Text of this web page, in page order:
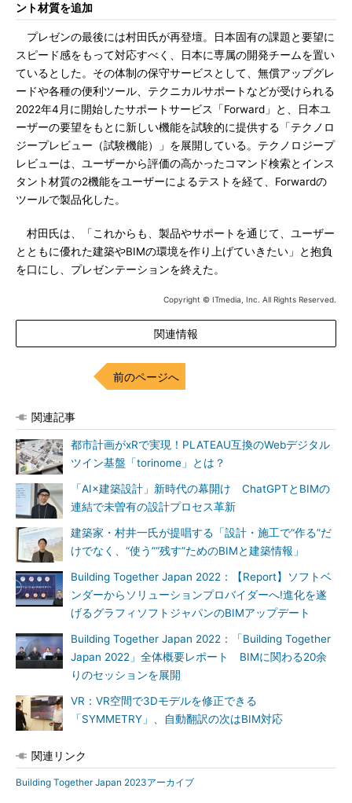
ント材質を追加
プレゼンの最後には村田氏が再登壇。日本固有の課題と要望に
スピード感をもって対応すべく、日本に専属の開発チームを置い
ているとした。その体制の保守サービスとして、無償アップグレ
ードや各種の便利ツール、テクニカルサポートなどが受けられる
2022年4月に開始したサポートサービス「Forward」と、日本ユ
ーザーの要望をもとに新しい機能を試験的に提供する「テクノロ
ジープレビュー（試験機能）」を展開している。テクノロジープ
レビューは、ユーザーから評価の高かったコマンド検索とインス
タント材質の2機能をユーザーによるテストを経て、Forwardの
ツールで製品化した。
村田氏は、「これからも、製品やサポートを通じて、ユーザー
とともに優れた建築やBIMの環境を作り上げていきたい」と抱負
を口にし、プレゼンテーションを終えた。
Copyright © ITmedia, Inc. All Rights Reserved.
関連情報
前のページへ
関連記事
都市計画がxRで実現！PLATEAU互換のWebデジタル
ツイン基盤「torinome」とは？
「AI×建築設計」新時代の幕開け ChatGPTとBIMの
連結で未曽有の設計プロセス革新
建築家・村井一氏が提唱する「設計・施工で“作る”だ
けでなく、“使う”“残す”ためのBIMと建築情報」
Building Together Japan 2022：【Report】ソフトベ
ンダーからソリューションプロバイダーへ!進化を遂
げるグラフィソフトジャパンのBIMアップデート
Building Together Japan 2022：「Building Together
Japan 2022」全体概要レポート BIMに関わる20余
りのセッションを展開
VR：VR空間で3Dモデルを修正できる
「SYMMETRY」、自動翻訳の次はBIM対応
関連リンク
Building Together Japan 2023アーカイブ